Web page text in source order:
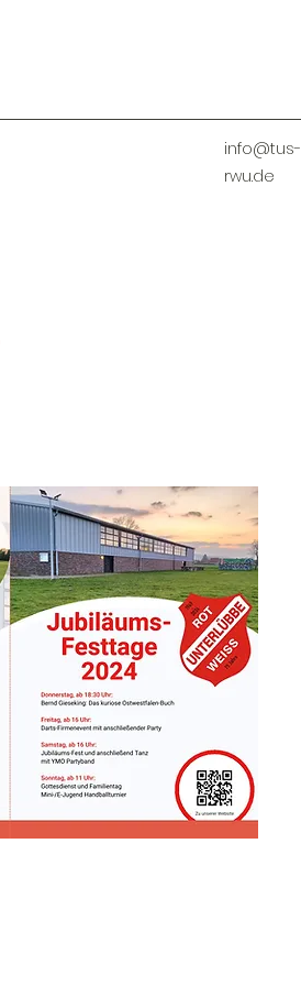
info@tus-
rwu.de